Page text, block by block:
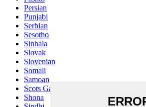
Persian
Punjabi
Serbian
Sesotho
Sinhala
Slovak
Slovenian
Somali
Samoan
Scots Gaelic
Shona